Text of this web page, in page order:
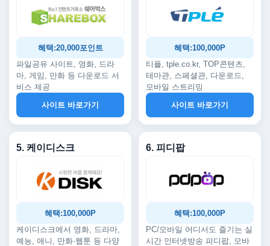
혜택:20,000포인트
파일공유 사이트, 영화, 드라
마, 게임, 만화 등 다운로드 서
비스 제공
사이트 바로가기
혜택:100,000P
티플, tple.co.kr, TOP콘텐츠,
테마관, 스페셜관, 다운로드,
모바일 스트리밍
사이트 바로가기
5. 케이디스크
혜택:100,000P
케이디스크에서 영화, 드라마,
예능, 애니, 만화·웹툰 등 다양
6. 피디팝
혜택:100,000P
PC/모바일 어디서도 즐기는 실
시간 인터넷방송 피디팝, 모바